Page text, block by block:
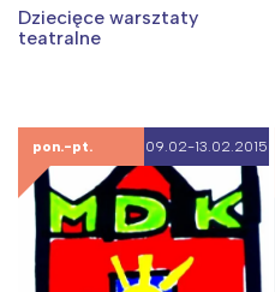
Dziecięce warsztaty
teatralne
pon.-pt. 09.02-13.02.2015